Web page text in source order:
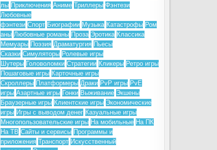
лы Приключения Аниме Триллеры Фэнтези
Любовные
фэнтези Спорт Биографии Музыка Катастрофы Ром
аны Любовные романы Проза Эротика Классика
Мемуары Поэзия Драматургия Пьесы
Сказки Симуляторы Ролевые игры
Шутеры Головоломки Стратегии Кликеры Ретро игры
Пошаговые игры Карточные игры
Скроллеры Платформеры Драки PvP игры PvE
игры Азартные игры Гонки Выживание Экшены
Браузерные игры Клиентские игры Экономические
игры Игры с выводом денег Казуальные игры
Многопользовательские игры На мобильные На ПК
На ТВ Сайты и сервисы Программы и
приложения Транспорт Искусственный